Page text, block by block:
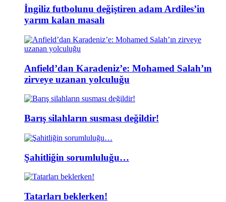
İngiliz futbolunu değiştiren adam Ardiles’in
yarım kalan masalı
Anfield’dan Karadeniz’e: Mohamed Salah’ın
zirveye uzanan yolculuğu
Barış silahların susması değildir!
Şahitliğin sorumluluğu…
Tatarları beklerken!